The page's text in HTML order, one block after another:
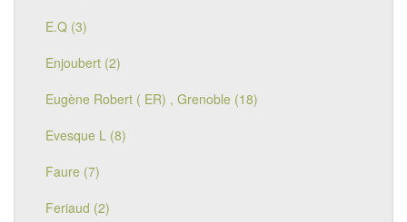
E.Q (3)
Enjoubert (2)
Eugène Robert ( ER) , Grenoble (18)
Evesque L (8)
Faure (7)
Feriaud (2)